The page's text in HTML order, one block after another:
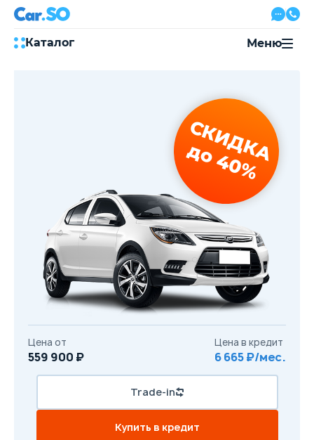
Каталог
8 800 500-03-23
с 08:00 по 20:00, без выходных
Привольная улица, 2, к5
Перезвоните мне
Меню
СКИДКА
до 40%
Цена от
559 900 ₽
Цена в кредит
6 665 ₽/мес.
Trade-in
Купить в кредит